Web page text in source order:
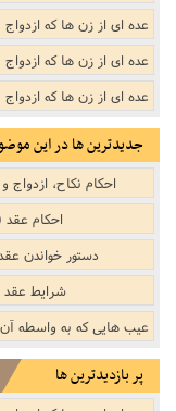
جدیدترین ها در این
احکام نکاح،
احکام
دستور خواندن
شرایط عقد
پر بازدیدترین ها